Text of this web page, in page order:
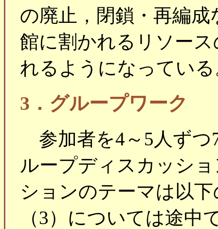
の廃止，閉鎖・再編
館に割かれるリソー
れるようになってい
3．グループワーク
参加者を4～5人ずつ
ループディスカッシ
ションのテーマは以
（3）については途中